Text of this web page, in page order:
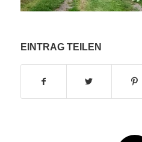
EINTRAG TEILEN